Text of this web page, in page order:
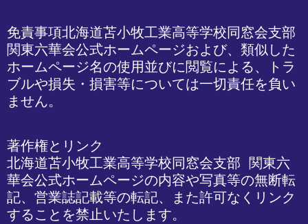
免責事項北海道苫小牧工業高等学校同窓会支部
関東六華会公式ホームページおよび、類似した
ホームページ名の使用並びに閲覧による、トラ
ブルや損失・損害等については一切責任を負い
ません。
著作権とリンク
北海道苫小牧工業高等学校同窓会支部 関東六
華会公式ホームページの内容や写真等の無断転
記、営業誌記載等の転記、また許可なくリンク
することを禁止いたします。